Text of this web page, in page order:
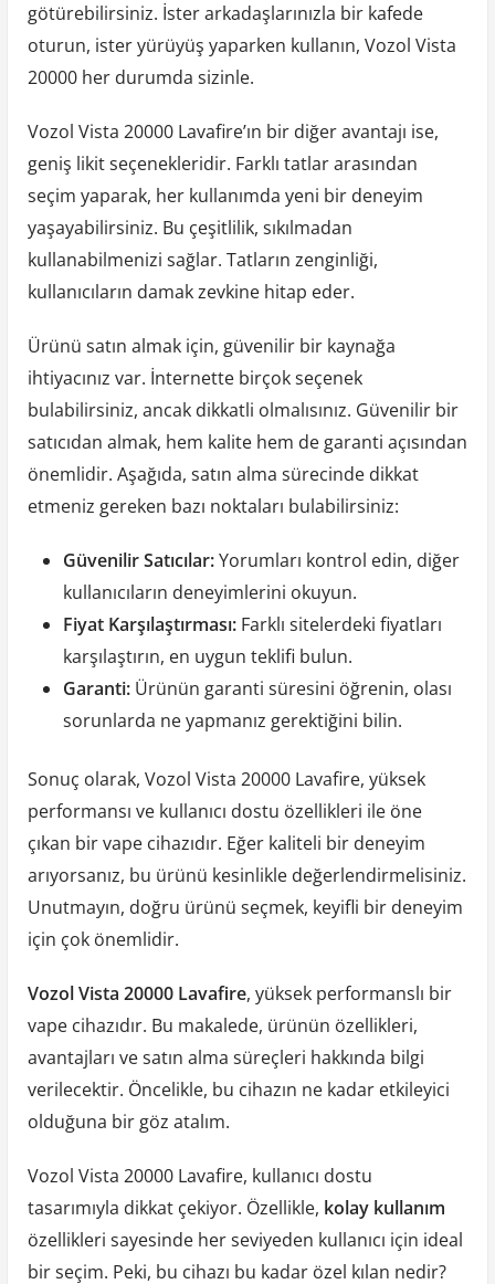
götürebilirsiniz. İster arkadaşlarınızla bir kafede
oturun, ister yürüyüş yaparken kullanın, Vozol Vista
20000 her durumda sizinle.
Vozol Vista 20000 Lavafire’ın bir diğer avantajı ise,
geniş likit seçenekleridir. Farklı tatlar arasından
seçim yaparak, her kullanımda yeni bir deneyim
yaşayabilirsiniz. Bu çeşitlilik, sıkılmadan
kullanabilmenizi sağlar. Tatların zenginliği,
kullanıcıların damak zevkine hitap eder.
Ürünü satın almak için, güvenilir bir kaynağa
ihtiyacınız var. İnternette birçok seçenek
bulabilirsiniz, ancak dikkatli olmalısınız. Güvenilir bir
satıcıdan almak, hem kalite hem de garanti açısından
önemlidir. Aşağıda, satın alma sürecinde dikkat
etmeniz gereken bazı noktaları bulabilirsiniz:
Güvenilir Satıcılar:Yorumları kontrol edin, diğer
kullanıcıların deneyimlerini okuyun.
Fiyat Karşılaştırması:Farklı sitelerdeki fiyatları
karşılaştırın, en uygun teklifi bulun.
Garanti:Ürünün garanti süresini öğrenin, olası
sorunlarda ne yapmanız gerektiğini bilin.
Sonuç olarak, Vozol Vista 20000 Lavafire, yüksek
performansı ve kullanıcı dostu özellikleri ile öne
çıkan bir vape cihazıdır. Eğer kaliteli bir deneyim
arıyorsanız, bu ürünü kesinlikle değerlendirmelisiniz.
Unutmayın, doğru ürünü seçmek, keyifli bir deneyim
için çok önemlidir.
Vozol Vista 20000 Lavafire, yüksek performanslı bir
vape cihazıdır. Bu makalede, ürünün özellikleri,
avantajları ve satın alma süreçleri hakkında bilgi
verilecektir. Öncelikle, bu cihazın ne kadar etkileyici
olduğuna bir göz atalım.
Vozol Vista 20000 Lavafire, kullanıcı dostu
tasarımıyla dikkat çekiyor. Özellikle, kolay kullanım
özellikleri sayesinde her seviyeden kullanıcı için ideal
bir seçim. Peki, bu cihazı bu kadar özel kılan nedir?